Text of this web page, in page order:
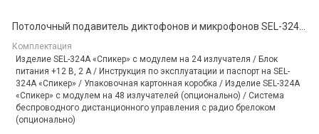
Комплектация
Изделие SEL-324A «Спикер» с модулем на 24 излучателя / Блок
питания +12 В, 2 А / Инструкция по эксплуатации и паспорт на SEL-
324A «Спикер» / Упаковочная картонная коробка / Изделие SEL-324A
«Спикер» с модулем на 48 излучателей (опционально) / Система
беспроводного дистанционного управления с радио брелоком
(опционально)